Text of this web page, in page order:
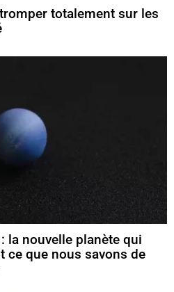
totalement sur les
la nouvelle planète qui
ce que nous savons de